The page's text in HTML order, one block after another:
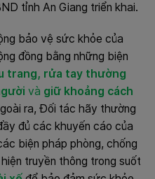
tỉnh An Giang triển khai.
bảo vệ sức khỏe của
đồng bằng những biện
trang, rửa tay thường
và giữ khoảng cách
ra, Đối tác hãy thường
đủ các khuyến cáo của
biện pháp phòng, chống
truyền thông trong suốt